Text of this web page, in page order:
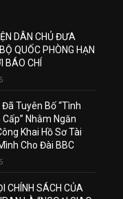
DÂN CHỦ ĐƯA
QUỐC PHÒNG HẠN
BÁO CHÍ
Tuyên Bố “Tình
Nhằm Ngăn
Khai Hồ Sơ Tài
Cho Đài BBC
CHÍNH SÁCH CỦA